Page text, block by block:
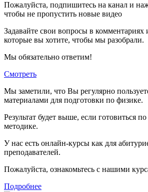
Пожалуйста, подпишитесь на канал и
чтобы не пропустить новые видео
Задавайте свои вопросы в комментариях
которые вы хотите, чтобы мы разобрали.
Мы обязательно ответим!
Смотреть
Мы заметили, что Вы регулярно
материалами для подготовки по физике.
Результат будет выше, если готовиться
методике.
У нас есть онлайн-курсы как для
преподавателей.
Пожалуйста, ознакомьтесь с нашими
Подробнее